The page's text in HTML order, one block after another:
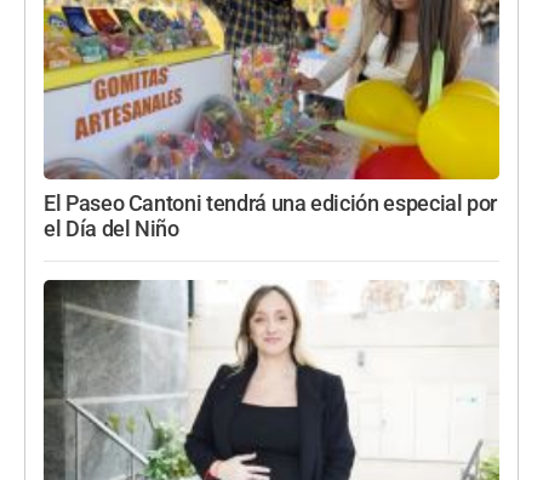
El Paseo Cantoni tendrá una edición especial por
el Día del Niño